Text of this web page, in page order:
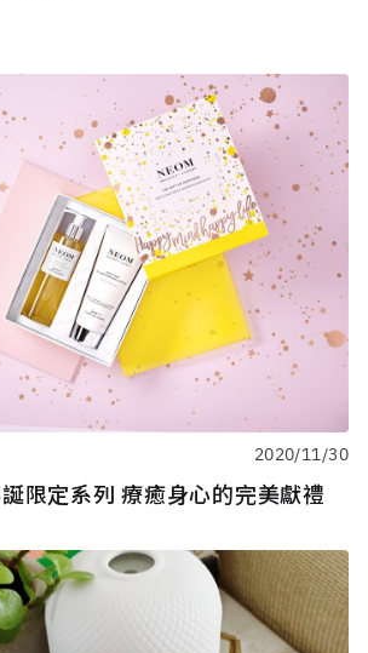
2020/11/30
限定系列 療癒身心的完美獻禮